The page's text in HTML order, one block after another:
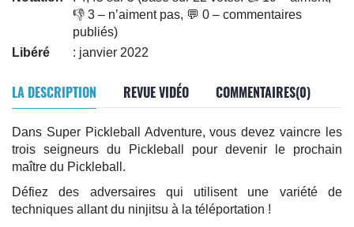
👎 3 – n’aiment pas, 💬 0 – commentaires
publiés)
Libéré
: janvier 2022
LA DESCRIPTION REVUE VIDÉO COMMENTAIRES(0)
Dans Super Pickleball Adventure, vous devez vaincre les
trois seigneurs du Pickleball pour devenir le prochain
maître du Pickleball.
Défiez des adversaires qui utilisent une variété de
techniques allant du ninjitsu à la téléportation !